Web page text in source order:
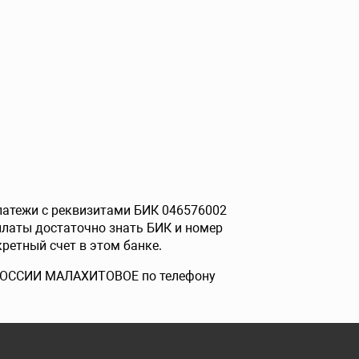
с реквизитами БИК 046576002
достаточно знать БИК и номер
счет в этом банке.
МАЛАХИТОВОЕ по телефону